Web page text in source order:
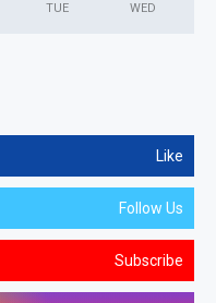
TUE WED
Like
Follow Us
Subscribe